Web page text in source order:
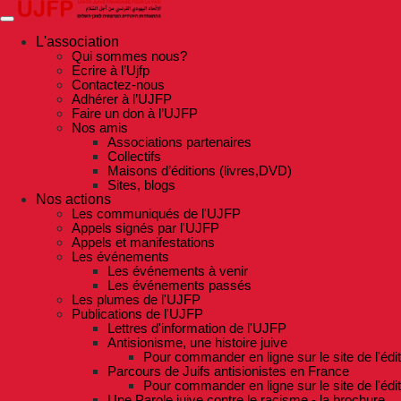
Skip
to
contentL'association
Qui sommes nous?
Ecrire à l’Ujfp
Contactez-nous
Adhérer à l’UJFP
Faire un don à l’UJFP
Nos amis
Associations partenaires
Collectifs
Maisons d’éditions (livres,DVD)
Sites, blogs
Nos actions
Les communiqués de l'UJFP
Appels signés par l'UJFP
Appels et manifestations
Les événements
Les événements à venir
Les événements passés
Les plumes de l'UJFP
Publications de l'UJFP
Lettres d'information de l'UJFP
Antisionisme, une histoire juive
Pour commander en ligne sur le site de
Parcours de Juifs antisionistes en France
Pour commander en ligne sur le site de